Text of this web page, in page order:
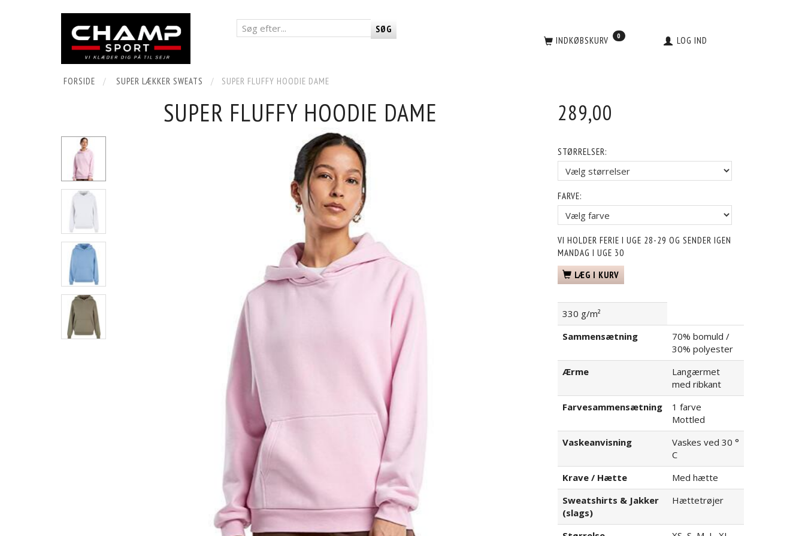
SØG
INDKØBSKURV
0 LOG IND
FORSIDE SUPER LÆKKER SWEATS SUPER FLUFFY HOODIE DAME
SUPER FLUFFY HOODIE DAME 289,00
STØRRELSER:
FARVE:
VI HOLDER FERIE I UGE 28-29 OG SENDER IGEN
MANDAG I UGE 30
LÆG I KURV
330 g/m²
Sammensætning
70% bomuld /
30% polyester
Ærme
Langærmet
med ribkant
Farvesammensætning
1 farve
Mottled
Vaskeanvisning
Vaskes ved 30 °
C
Krave / Hætte
Med hætte
Sweatshirts & Jakker
(slags)
Hættetrøjer